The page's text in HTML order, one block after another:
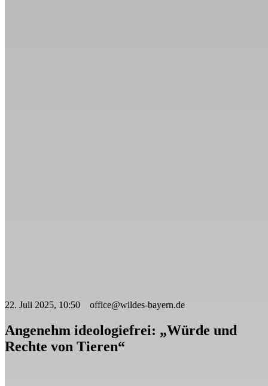
22. Juli 2025, 10:50 office@wildes-bayern.de
Angenehm ideologiefrei: „Würde und
Rechte von Tieren“